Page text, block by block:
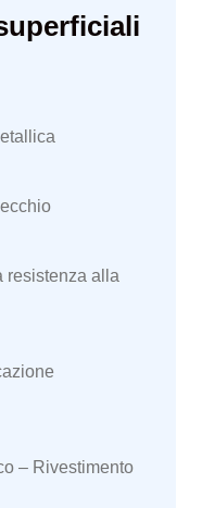
resistenza alla
– Rivestimento